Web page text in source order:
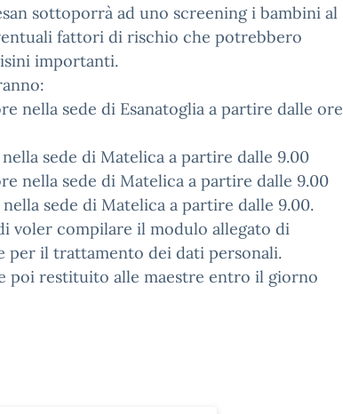
sottoporrà ad uno screening i bambini al
fattori di rischio che potrebbero
importanti.
nella sede di Esanatoglia a partire dalle ore
sede di Matelica a partire dalle 9.00
nella sede di Matelica a partire dalle 9.00
sede di Matelica a partire dalle 9.00.
voler compilare il modulo allegato di
per il trattamento dei dati personali.
poi restituito alle maestre entro il giorno